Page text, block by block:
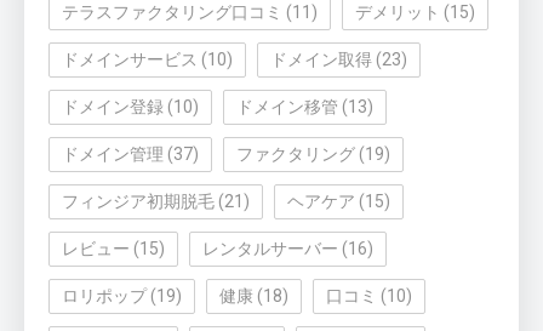
テラスファクタリング口コミ (11) デメリット (15)
ドメインサービス (10) ドメイン取得 (23)
ドメイン登録 (10) ドメイン移管 (13)
ドメイン管理 (37) ファクタリング (19)
フィンジア初期脱毛 (21) ヘアケア (15)
レビュー (15) レンタルサーバー (16)
ロリポップ(19) 健康 (18) 口コミ (10)